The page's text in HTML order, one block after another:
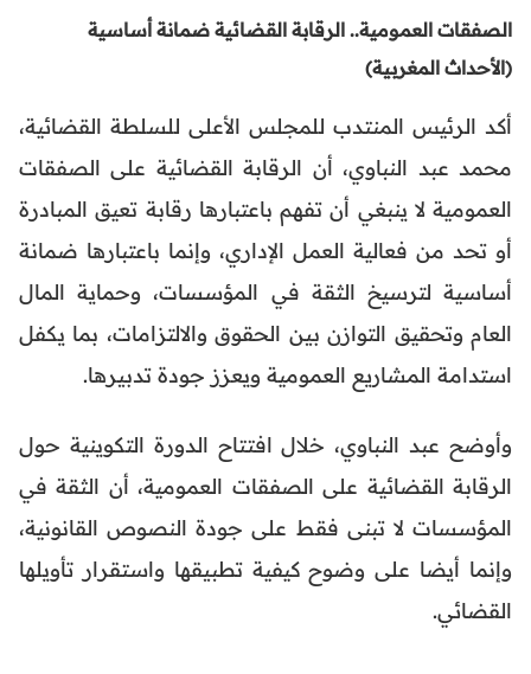
الصفقات العمومية.. الرقابة القضائية ضمانة أساسية
(الأحداث المغربية)
أكد الرئيس المنتدب للمجلس الأعلى للسلطة القضائية،
محمد عبد النباوي، أن الرقابة القضائية على الصفقات
العمومية لا ينبغي أن تفهم باعتبارها رقابة تعيق المبادرة
أو تحد من فعالية العمل الإداري، وإنما باعتبارها ضمانة
أساسية لترسيخ الثقة في المؤسسات، وحماية المال
العام وتحقيق التوازن بين الحقوق والالتزامات، بما يكفل
استدامة المشاريع العمومية ويعزز جودة تدبيرها.
وأوضح عبد النباوي، خلال افتتاح الدورة التكوينية حول
الرقابة القضائية على الصفقات العمومية، أن الثقة في
المؤسسات لا تبنى فقط على جودة النصوص القانونية،
وإنما أيضا على وضوح كيفية تطبيقها واستقرار تأويلها
القضائي.